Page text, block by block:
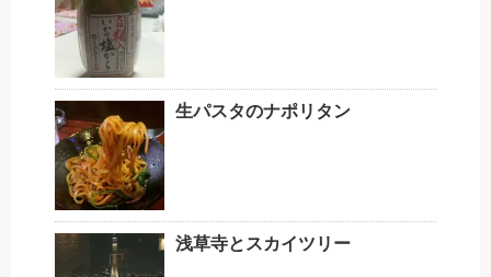
生パスタのナポリタン
浅草寺とスカイツリー